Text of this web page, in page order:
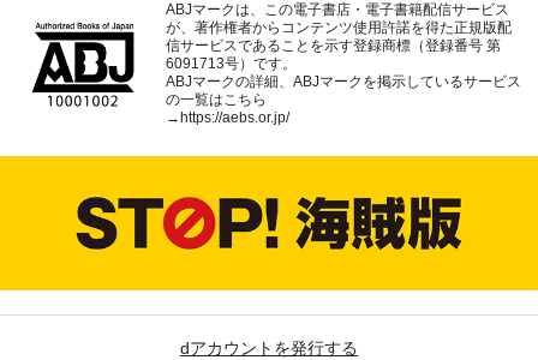
ABJマークは、この電子書店・電子書籍配信サービス
が、著作権者からコンテンツ使用許諾を得た正規版配
信サービスであることを示す登録商標（登録番号 第
6091713号）です。
ABJマークの詳細、ABJマークを掲示しているサービス
の一覧はこちら
→ https://aebs.or.jp/
dアカウントを発行する